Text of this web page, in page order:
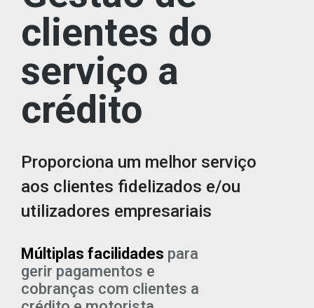
clientes do
serviço a
crédito
Proporciona um melhor serviço
aos clientes fidelizados e/ou
utilizadores empresariais
Múltiplas facilidades para
gerir pagamentos e
cobranças com clientes a